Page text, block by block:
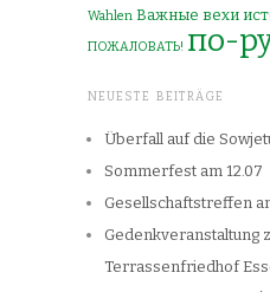
Wahlen Важные вехи
ПОЖАЛОВАТЬ! по-
NEUESTE BEITRÄGE
Überfall auf die
Sommerfest am 12.07
Gesellschaftstreffen
Gedenkveranstaltung
Terrassenfriedhof